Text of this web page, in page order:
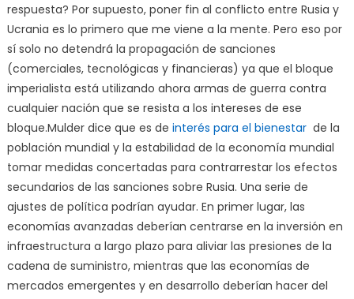
respuesta? Por supuesto, poner fin al conflicto entre Rusia y
Ucrania es lo primero que me viene a la mente. Pero eso por
sí solo no detendrá la propagación de sanciones
(comerciales, tecnológicas y financieras) ya que el bloque
imperialista está utilizando ahora armas de guerra contra
cualquier nación que se resista a los intereses de ese
bloque.Mulder dice que es de interés para el bienestarde la
población mundial y la estabilidad de la economía mundial
tomar medidas concertadas para contrarrestar los efectos
secundarios de las sanciones sobre Rusia. Una serie de
ajustes de política podrían ayudar. En primer lugar, las
economías avanzadas deberían centrarse en la inversión en
infraestructura a largo plazo para aliviar las presiones de la
cadena de suministro, mientras que las economías de
mercados emergentes y en desarrollo deberían hacer del